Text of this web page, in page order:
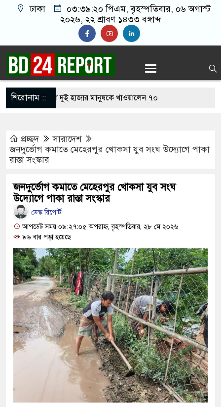
ঢাকা ০৩:৩৯:২১ পিএম, বৃহস্পতিবার, ০৬ অগাস্ট
২০২৬, ২২ শ্রাবণ ১৪৩৩ বঙ্গাব্দ
শিরোনাম ::
নিজের চল্লিশা দুই হাজার মানুষকে খাওয়ালেন ৭০
‘জঙ্গিবাদের ন্যারেটিভ’ পুরনো রাজনীতি : পররাষ্ট্র
গ্রেপ্তারের দাবি ইরানের
২৪ ঘণ্টার মধ্যে আত্মসমর্পণের নির্দেশ
ডেকেছে এনসিপি
কারাগারে
বেরোবির ৭ শিক্ষকের বি’রু’দ্ধে কমিটি
সাকিবের বিরুদ্ধে তদন্ত শেষ পর্যায়ে, দ্রুত চার্জশিট
কেন মিস করেছিলেন সালমান এফ রহমান?
প্রচ্ছদ
সারাদেশ
জনদুর্ভোগ কমাতে মেহেরপুর খোকসা যুব সংঘ উদ্যোগে পাকা
রাস্তা সংস্কার
জনদুর্ভোগ কমাতে মেহেরপুর খোকসা যুব সংঘ
উদ্যোগে পাকা রাস্তা সংস্কার
ডেস্ক রিপোর্ট
আপডেট সময় ০৯:২৭:০৫ অপরাহ্ন, বৃহস্পতিবার, ২৮ মে ২০২৬
৯৬ বার পড়া হয়েছে